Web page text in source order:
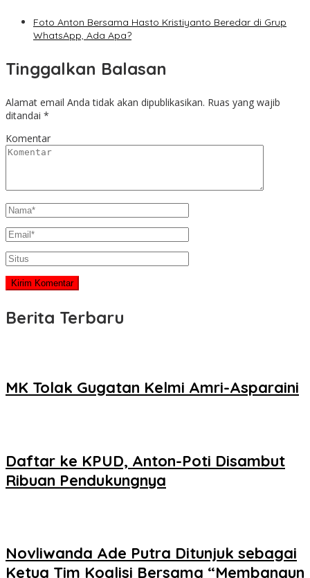
Foto Anton Bersama Hasto Kristiyanto Beredar di Grup
WhatsApp, Ada Apa?
Tinggalkan Balasan
Alamat email Anda tidak akan dipublikasikan. Ruas yang wajib
ditandai *
Komentar
Berita Terbaru
MK Tolak Gugatan Kelmi Amri-Asparaini
Daftar ke KPUD, Anton-Poti Disambut
Ribuan Pendukungnya
Novliwanda Ade Putra Ditunjuk sebagai
Ketua Tim Koalisi Bersama “Membangun